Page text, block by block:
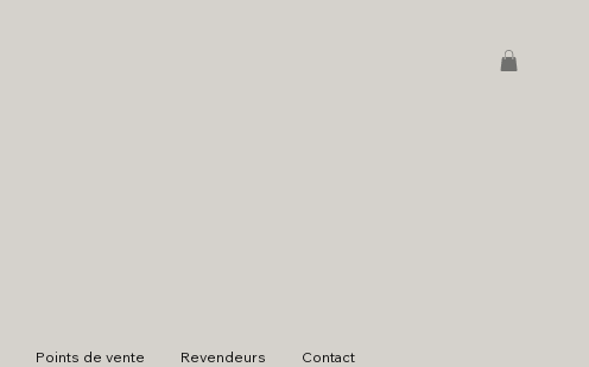
Points de vente Revendeurs Contact